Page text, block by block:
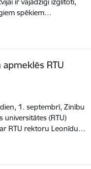
spēkiem…
RTU
1. septembrī, Zinību
universitātes (RTU)
RTU rektoru Leonīdu…